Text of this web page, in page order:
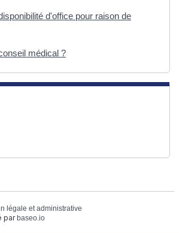
d'office pour raison de
médical ?
légale et administrative
par baseo.io